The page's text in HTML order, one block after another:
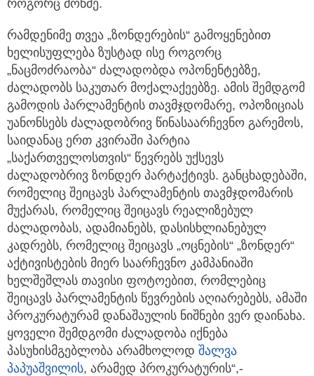
როგორც მოწმე.
რამდენიმე თვეა „ზონდერების“ გამოყენებით
ხელისუფლება ზუსტად ისე როგორც
„ნაცმოძრაობა“ ძალადობდა ოპონენტებზე,
ძალადობს საკუთარ მოქალაქეებზე. ამის შემდგომ
გამოდის პარლამენტის თავმჯდომარე, ოპოზიციას
უანონსებს ძალადობრივ წინასაარჩევნო გარემოს,
საიდანაც ერთ კვირაში პარტია
„საქართველოსთვის“ წევრებს უქსევს
ძალადობრივ ზონდერ პარტაქტივს. განცხადებაში,
რომელიც შეიცავს პარლამენტის თავმჯდომარის
მუქარას, რომელიც შეიცავს რეალიზებულ
ძალადობას, ადამიანებს, დასისხლიანებულ
კადრებს, რომელიც შეიცავს „ოცნების“ „ზონდერ“
აქტივისტების მიერ საარჩევნო კამპანიაში
ხელშეშლას თავისი ფოტოებით, რომლებიც
შეიცავს პარლამენტის წევრების აღიარებებს, ამაში
პროკურატურამ დანაშაულის ნიშნები ვერ დაინახა.
ყოველი შემდგომი ძალადობა იქნება
პასუხისმგებლობა არამხოლოდ შალვა
პაპუაშვილის, არამედ პროკურატურის“,-